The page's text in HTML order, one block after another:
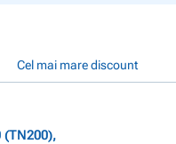
Cel mai mare discount
(TN200),